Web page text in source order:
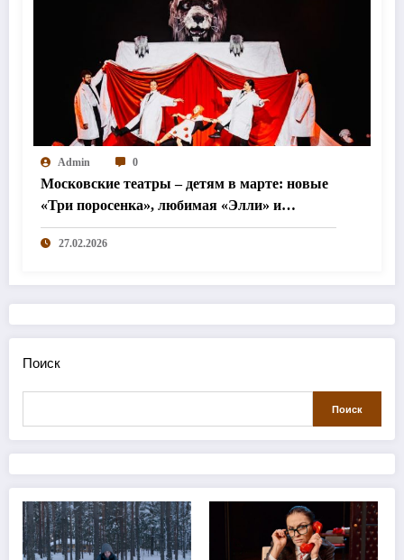
Admin 0
Московские театры – детям в марте: новые
«Три поросенка», любимая «Элли» и
«Простодурсен»
27.02.2026
Поиск
Поиск